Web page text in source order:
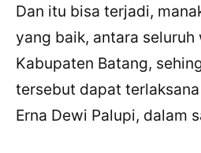
Dan itu bisa terjadi,
yang baik, antara
Kabupaten Batang,
tersebut dapat
Erna Dewi Palupi, dalam